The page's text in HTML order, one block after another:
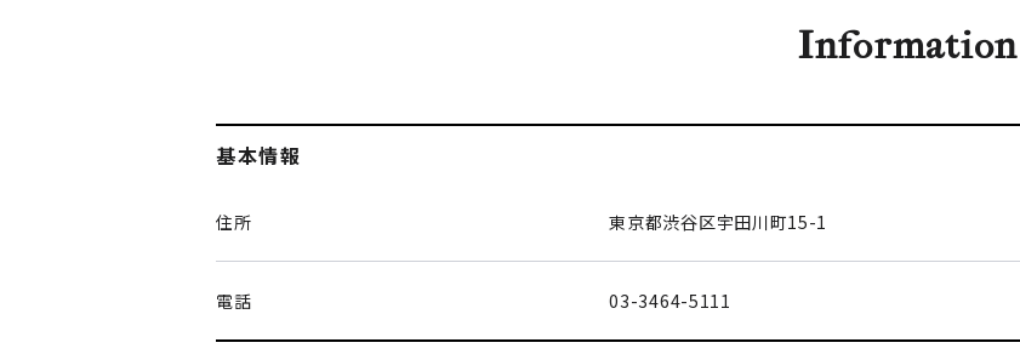
Information
基本情報
住所 東京都渋谷区宇田川町15-1
電話 03-3464-5111